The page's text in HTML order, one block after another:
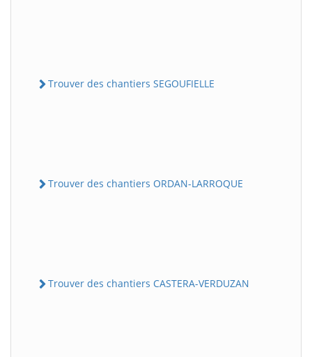
Trouver des chantiers SEGOUFIELLE
Trouver des chantiers ORDAN-LARROQUE
Trouver des chantiers CASTERA-VERDUZAN